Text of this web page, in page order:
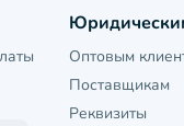
Оптовым
Поставщикам
Реквизиты